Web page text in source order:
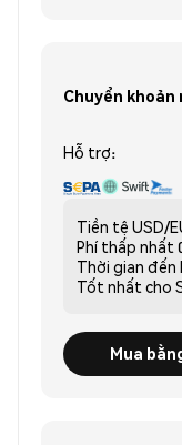
Chuyển khoản
Hỗ trợ:
Tiền tệ USD/
Phí thấp nhất
Thời gian đến
Tốt nhất cho
Mua